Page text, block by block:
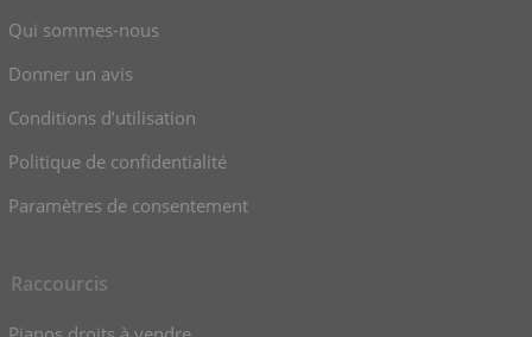
Qui sommes-nous
Donner un avis
Conditions d’utilisation
Politique de confidentialité
Paramètres de consentement
Raccourcis